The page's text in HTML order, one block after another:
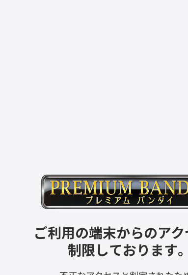
ご利用の端末からのア
制限しております。